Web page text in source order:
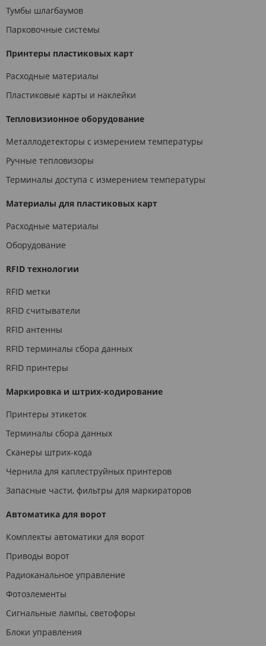
Тумбы шлагбаумов
Парковочные системы
Принтеры пластиковых карт
Расходные материалы
Пластиковые карты и наклейки
Тепловизионное оборудование
Металлодетекторы с измерением температуры
Ручные тепловизоры
Терминалы доступа с измерением температуры
Материалы для пластиковых карт
Расходные материалы
Оборудование
RFID технологии
RFID метки
RFID считыватели
RFID антенны
RFID терминалы сбора данных
RFID принтеры
Маркировка и штрих-кодирование
Принтеры этикеток
Терминалы сбора данных
Сканеры штрих-кода
Чернила для каплеструйных принтеров
Запасные части, фильтры для маркираторов
Автоматика для ворот
Комплекты автоматики для ворот
Приводы ворот
Радиоканальное управление
Фотоэлементы
Сигнальные лампы, светофоры
Блоки управления